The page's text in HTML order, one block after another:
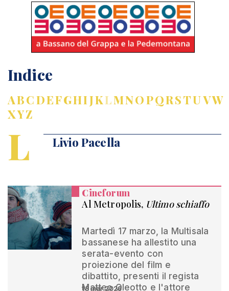
Indice
ABCDEFGHIJKLMNOPQRSTUVW
XYZ
L Livio Pacella
Cineforum
Al Metropolis, Ultimo schiaffo
Martedì 17 marzo, la Multisala
bassanese ha allestito una
serata-evento con
proiezione del film e
dibattito, presenti il regista
Matteo Oleotto e l'attore
13 mar 2026